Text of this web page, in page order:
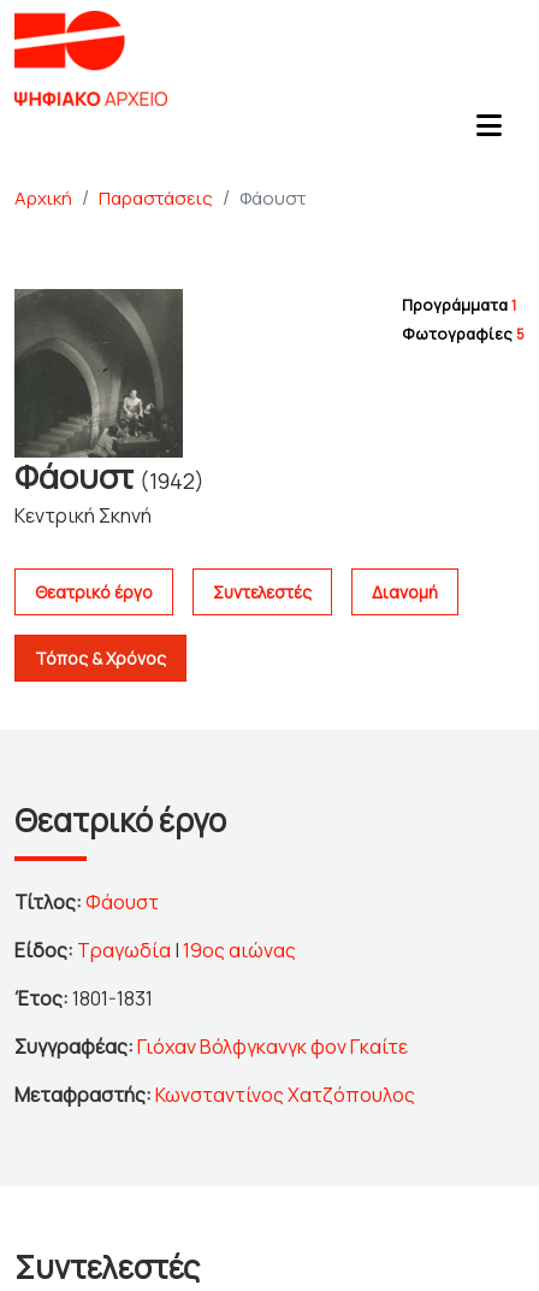
Αρχική Παραστάσεις Φάουστ
Προγράμματα 1
Φωτογραφίες 5
Φάουστ (1942)
Κεντρική Σκηνή
Θεατρικό έργο Συντελεστές Διανομή
Τόπος & Χρόνος
Θεατρικό έργο
Τίτλος:Φάουστ
Είδος: Τραγωδία |19ος αιώνας
Έτος:1801-1831
Συγγραφέας:Γιόχαν Βόλφγκανγκ φον Γκαίτε
Μεταφραστής:Κωνσταντίνος Χατζόπουλος
Συντελεστές